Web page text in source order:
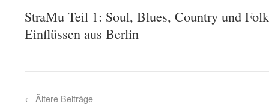
StraMu Teil 1: Soul, Blues, Country und
Einflüssen aus Berlin
← Ältere Beiträge